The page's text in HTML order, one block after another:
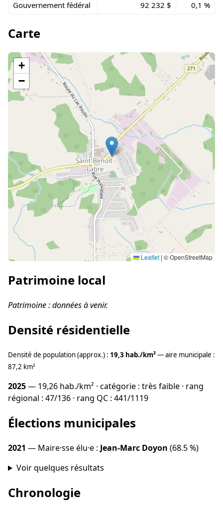
Gouvernement fédéral 92 232 $ 0,1 %
Carte
+
−
Leaflet | © OpenStreetMap
Patrimoine local
Patrimoine : données à venir.
Densité résidentielle
Densité de population (approx.) : 19,3 hab./km²— aire municipale :
87,2 km²
2025— 19,26 hab./km² · catégorie : très faible · rang
régional : 47/136 · rang QC : 441/1119
Élections municipales
2021 — Maire·sse élu·e : Jean-Marc Doyon (68.5 %)
Voir quelques résultats
Chronologie